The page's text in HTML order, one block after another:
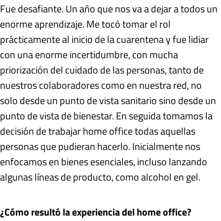
Fue desafiante. Un año que nos va a dejar a todos un
enorme aprendizaje. Me tocó tomar el rol
prácticamente al inicio de la cuarentena y fue lidiar
con una enorme incertidumbre, con mucha
priorización del cuidado de las personas, tanto de
nuestros colaboradores como en nuestra red, no
solo desde un punto de vista sanitario sino desde un
punto de vista de bienestar. En seguida tomamos la
decisión de trabajar home office todas aquellas
personas que pudieran hacerlo. Inicialmente nos
enfocamos en bienes esenciales, incluso lanzando
algunas líneas de producto, como alcohol en gel.
¿Cómo resultó la experiencia del home office?